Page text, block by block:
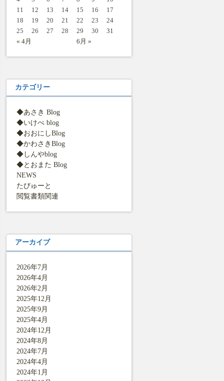
« 4月 6月 »
11
12 13 14 15 16
17
18
19 20 21 22 23
24
25
26 27 28 29 30 31
カテゴリー
◆あさき Blog
◆いけべ blog
◆おおにしBlog
◆かわさきBlog
◆しんやblog
◆とおまた Blog
NEWS
たびゅーと
閲覧書類関連
アーカイブ
2026年7月
2026年4月
2026年2月
2025年12月
2025年9月
2025年4月
2024年12月
2024年8月
2024年7月
2024年4月
2024年1月